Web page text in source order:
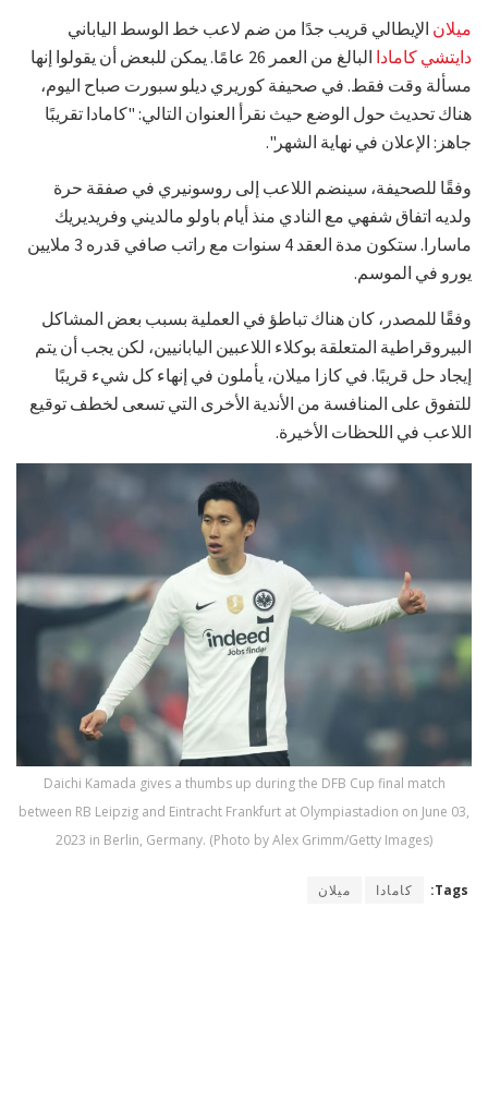
ميلان الإيطالي قريب جدًا من ضم لاعب خط الوسط الياباني
دايتشي كامادا
البالغ من العمر 26 عامًا. يمكن للبعض أن يقولوا إنها
مسألة وقت فقط. في صحيفة كوريري ديلو سبورت صباح اليوم،
هناك تحديث حول الوضع حيث نقرأ العنوان التالي: "كامادا تقريبًا
جاهز: الإعلان في نهاية الشهر".
وفقًا للصحيفة، سينضم اللاعب إلى روسونيري في صفقة حرة
ولديه اتفاق شفهي مع النادي منذ أيام باولو مالديني وفريديريك
ماسارا. ستكون مدة العقد 4 سنوات مع راتب صافي قدره 3 ملايين
يورو في الموسم.
وفقًا للمصدر، كان هناك تباطؤ في العملية بسبب بعض المشاكل
البيروقراطية المتعلقة بوكلاء اللاعبين اليابانيين، لكن يجب أن يتم
إيجاد حل قريبًا. في كازا ميلان، يأملون في إنهاء كل شيء قريبًا
للتفوق على المنافسة من الأندية الأخرى التي تسعى لخطف توقيع
اللاعب في اللحظات الأخيرة.
Daichi Kamada gives a thumbs up during the DFB Cup final match
between RB Leipzig and Eintracht Frankfurt at Olympiastadion on June 03,
2023 in Berlin, Germany. (Photo by Alex Grimm/Getty Images)
Tags: كامادا ميلان